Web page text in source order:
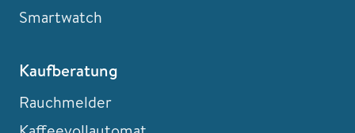
Smartwatch
Kaufberatung
Rauchmelder